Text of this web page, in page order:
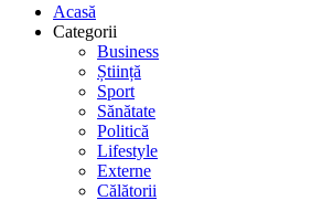
Acasă
Categorii
Business
Știință
Sport
Sănătate
Politică
Lifestyle
Externe
Călătorii